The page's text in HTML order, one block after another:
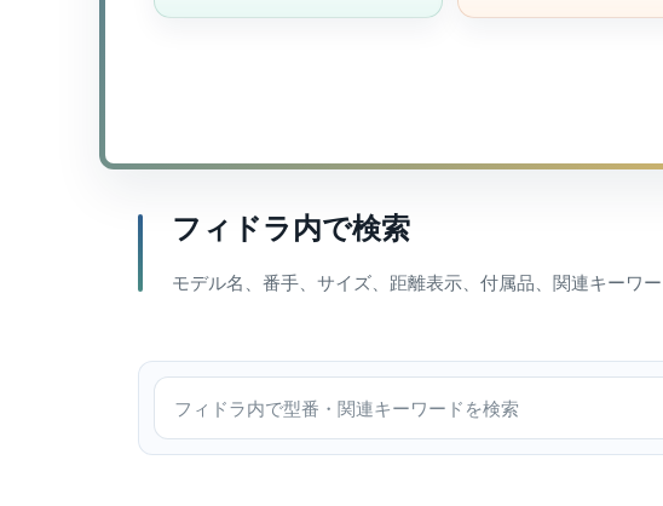
フィドラ内で検索
モデル名、番手、サイズ、距離表示、付属品、関連キーワー
フィドラ内で検索